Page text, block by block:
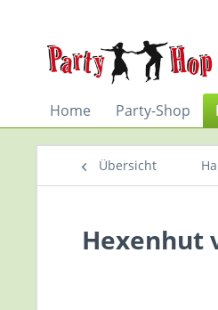
Home Party-Shop
Übersicht
Hexenhut